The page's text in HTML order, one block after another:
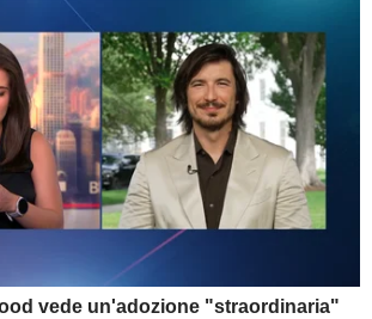
vede un'adozione "straordinaria"